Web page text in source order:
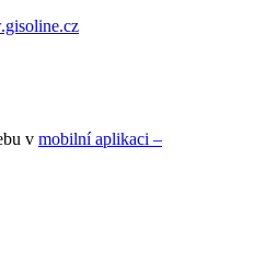
v mobilní aplikaci –